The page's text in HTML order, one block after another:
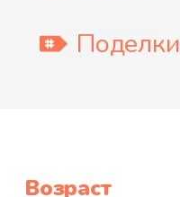
Поделки
Возраст